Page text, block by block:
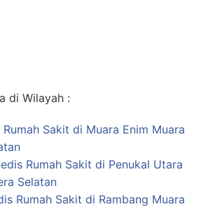
di Wilayah :
Sakit di Muara Enim Muara
Rumah Sakit di Penukal Utara
Selatan
Rumah Sakit di Rambang Muara